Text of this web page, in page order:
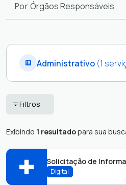
PorÓrgãos Responsáveis
Administrativo (1
Endereço
Diretoria
Farmácia
Filtros
Exibindo 1 resultadopara sua
Solicitação de
Digital